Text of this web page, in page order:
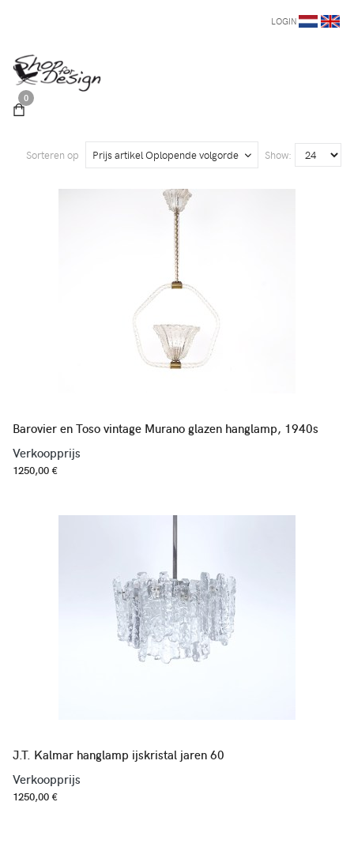
LOGIN
0
Sorteren op Prijs artikel Oplopende volgorde Show:
Barovier en Toso vintage Murano glazen hanglamp, 1940s
Verkoopprijs
1250,00 €
J.T. Kalmar hanglamp ijskristal jaren 60
Verkoopprijs
1250,00 €